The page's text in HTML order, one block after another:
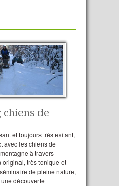
de
et toujours très exitant,
avec les chiens de
à travers
très tonique et
de pleine nature,
découverte